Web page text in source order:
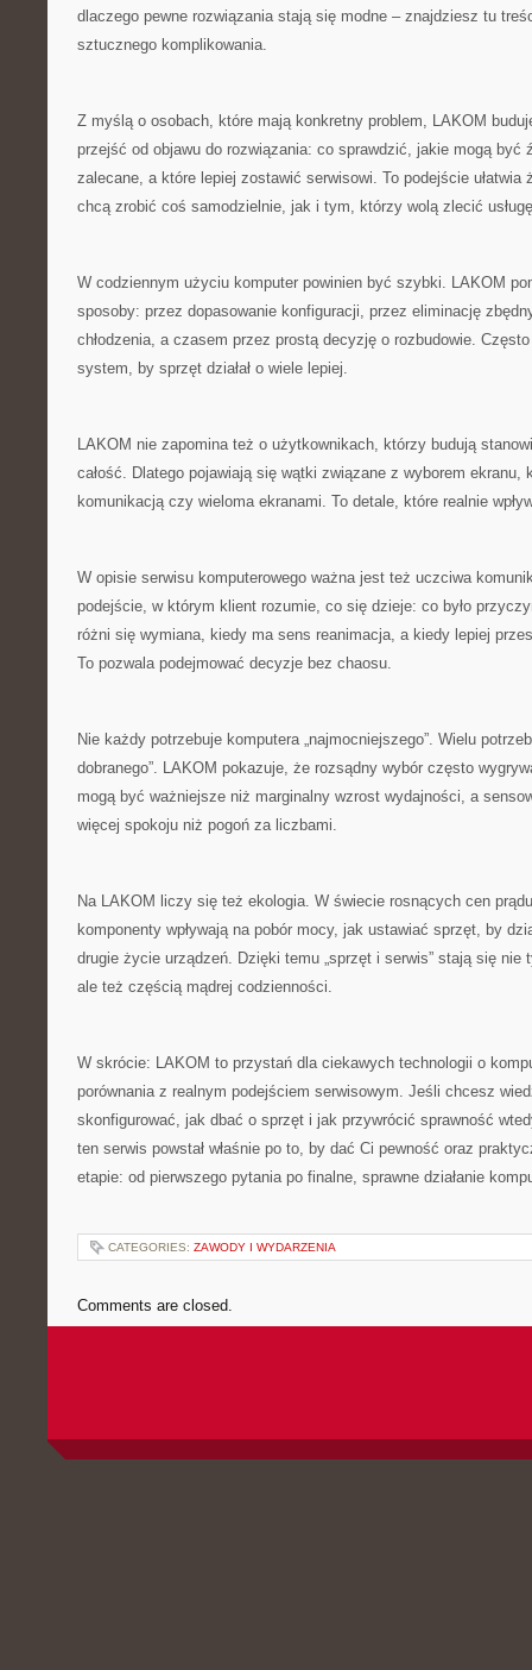
dlaczego pewne rozwiązania stają się modne – znajdziesz tu
sztucznego komplikowania.
Z myślą o osobach, które mają konkretny problem, LAKOM
przejść od objawu do rozwiązania: co sprawdzić, jakie mogą być
zalecane, a które lepiej zostawić serwisowi. To podejście ułatwia
chcą zrobić coś samodzielnie, jak i tym, którzy wolą zlecić
W codziennym użyciu komputer powinien być szybki. LAKOM
sposoby: przez dopasowanie konfiguracji, przez eliminację
chłodzenia, a czasem przez prostą decyzję o rozbudowie.
system, by sprzęt działał o wiele lepiej.
LAKOM nie zapomina też o użytkownikach, którzy budują
całość. Dlatego pojawiają się wątki związane z wyborem ekranu,
komunikacją czy wieloma ekranami. To detale, które realnie
W opisie serwisu komputerowego ważna jest też uczciwa
podejście, w którym klient rozumie, co się dzieje: co było
różni się wymiana, kiedy ma sens reanimacja, a kiedy lepiej
To pozwala podejmować decyzje bez chaosu.
Nie każdy potrzebuje komputera „najmocniejszego”. Wielu
dobranego”. LAKOM pokazuje, że rozsądny wybór często
mogą być ważniejsze niż marginalny wzrost wydajności, a
więcej spokoju niż pogoń za liczbami.
Na LAKOM liczy się też ekologia. W świecie rosnących cen
komponenty wpływają na pobór mocy, jak ustawiać sprzęt, by
drugie życie urządzeń. Dzięki temu „sprzęt i serwis” stają się
ale też częścią mądrej codzienności.
W skrócie: LAKOM to przystań dla ciekawych technologii o
porównania z realnym podejściem serwisowym. Jeśli chcesz
skonfigurować, jak dbać o sprzęt i jak przywrócić sprawność
ten serwis powstał właśnie po to, by dać Ci pewność oraz
etapie: od pierwszego pytania po finalne, sprawne działanie
CATEGORIES: ZAWODY I WYDARZENIA
Comments are closed.